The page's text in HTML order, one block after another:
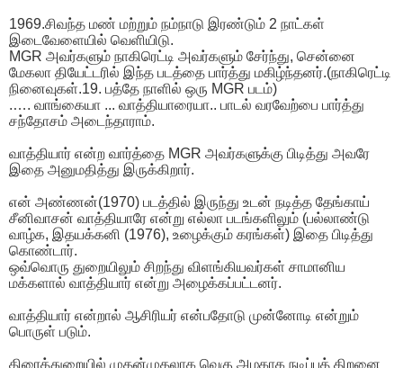
1969.சிவந்த மண் மற்றும் நம்நாடு இரண்டும் 2 நாட்கள்
இடைவேளையில் வெளியிடு.
MGR அவர்களும் நாகிரெட்டி அவர்களும் சேர்ந்து, சென்னை
மேகலா தியேட்டரில் இந்த படத்தை பார்த்து மகிழ்ந்தனர்.(நாகிரெட்டி
நினைவுகள்.19. பத்தே நாளில் ஒரு MGR படம்)
.…. வாங்கையா ... வாத்தியாரையா.. பாடல் வரவேற்பை பார்த்து
சந்தோசம் அடைந்தாராம்.
வாத்தியார் என்ற வார்த்தை MGR அவர்களுக்கு பிடித்து அவரே
இதை அனுமதித்து இருக்கிறார்.
என் அண்ணன்(1970) படத்தில் இருந்து உடன் நடித்த தேங்காய்
சீனிவாசன் வாத்தியாரே என்று எல்லா படங்களிலும் (பல்லாண்டு
வாழ்க, இதயக்கனி (1976), உழைக்கும் கரங்கள்) இதை பிடித்து
கொண்டார்.
ஒவ்வொரு துறையிலும் சிறந்து விளங்கியவர்கள் சாமானிய
மக்களால் வாத்தியார் என்று அழைக்கப்பட்டனர்.
வாத்தியார் என்றால் ஆசிரியர் என்பதோடு முன்னோடி என்றும்
பொருள் படும்.
திரைத்துறையில் முதன்முதலாக வெகு அழகாக நடிப்புத் திறனை